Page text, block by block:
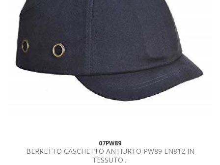
07PW89
BERRETTO CASCHETTO ANTIURTO PW89 EN812 IN
TESSUTO...